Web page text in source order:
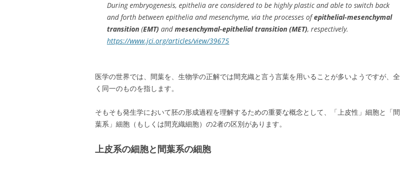
During embryogenesis, epithelia are considered to be highly plastic and able to switch back
and forth between epithelia and mesenchyme, via the processes ofepithelial-mesenchymal
transition (EMT) andmesenchymal-epithelial transition (MET), respectively.
https://www.jci.org/articles/view/39675
医学の世界では、間葉を、生物学の正解では間充織と言う言葉を用いることが多いようですが、全
く同一のものを指します。
そもそも発生学において胚の形成過程を理解するための重要な概念として、「上皮性」細胞と「間
葉系」細胞（もしくは間充織細胞）の2者の区別があります。
上皮系の細胞と間葉系の細胞